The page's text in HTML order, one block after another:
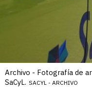
Archivo - Fotografía de
SaCyL. SACYL - ARCHIVO